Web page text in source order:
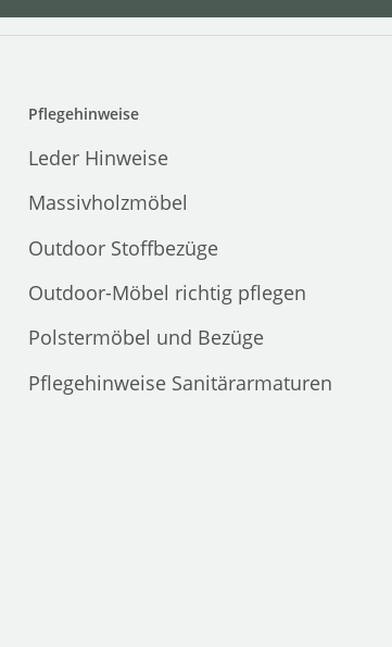
Pflegehinweise
Leder Hinweise
Massivholzmöbel
Outdoor Stoffbezüge
Outdoor-Möbel richtig pflegen
Polstermöbel und Bezüge
Pflegehinweise Sanitärarmaturen